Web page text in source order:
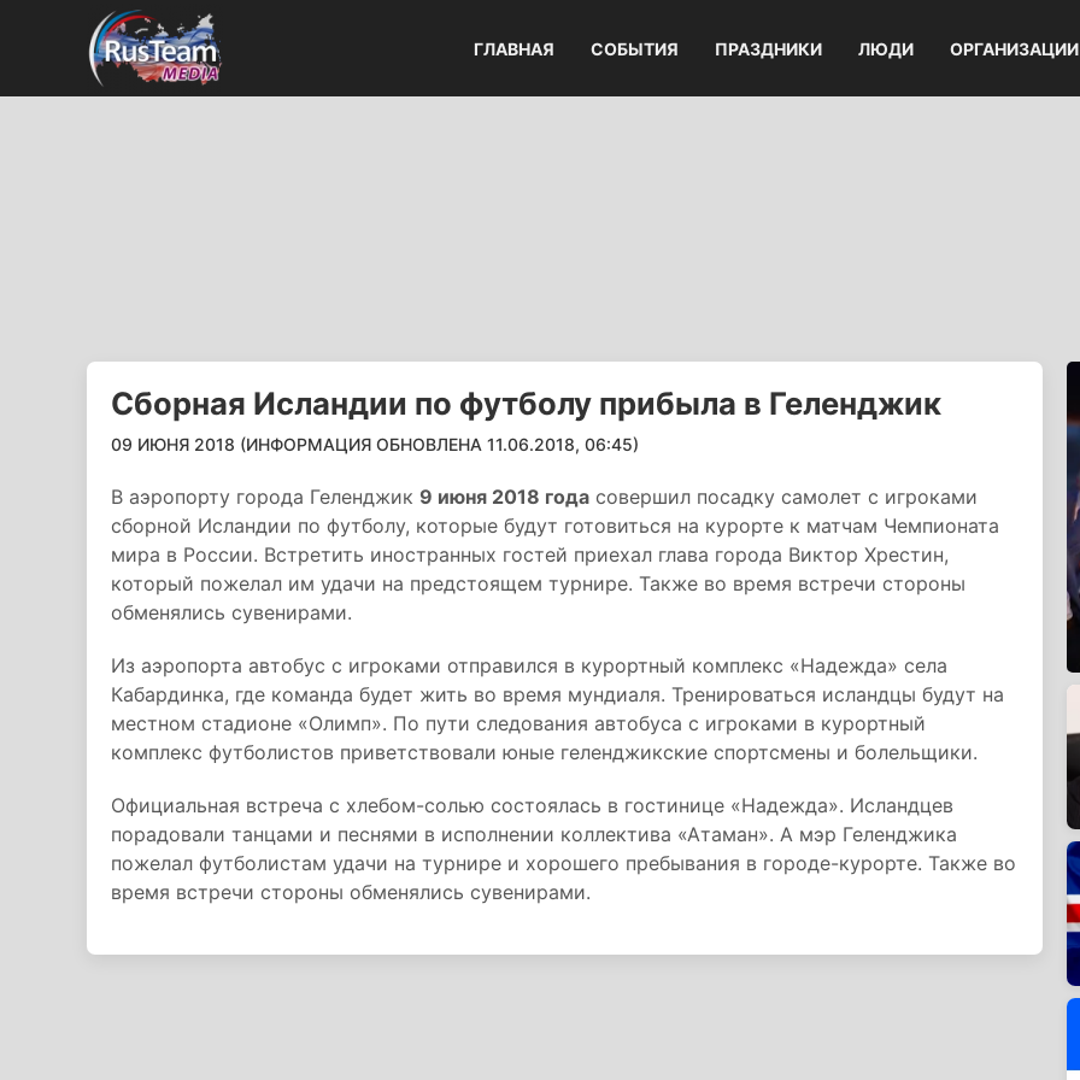
ГЛАВНАЯ СОБЫТИЯ ПРАЗДНИКИ ЛЮДИ ОРГАНИЗАЦИИ
Сборная Исландии по футболу прибыла в Геленджик
09 ИЮНЯ 2018 (ИНФОРМАЦИЯ ОБНОВЛЕНА 11.06.2018, 06:45)
В аэропорту города Геленджик 9 июня 2018 года совершил посадку самолет с игроками
сборной Исландии по футболу, которые будут готовиться на курорте к матчам Чемпионата
мира в России. Встретить иностранных гостей приехал глава города Виктор Хрестин,
который пожелал им удачи на предстоящем турнире. Также во время встречи стороны
обменялись сувенирами.
Из аэропорта автобус с игроками отправился в курортный комплекс «Надежда» села
Кабардинка, где команда будет жить во время мундиаля. Тренироваться исландцы будут на
местном стадионе «Олимп». По пути следования автобуса с игроками в курортный
комплекс футболистов приветствовали юные геленджикские спортсмены и болельщики.
Официальная встреча с хлебом-солью состоялась в гостинице «Надежда». Исландцев
порадовали танцами и песнями в исполнении коллектива «Атаман». А мэр Геленджика
пожелал футболистам удачи на турнире и хорошего пребывания в городе-курорте. Также во
время встречи стороны обменялись сувенирами.